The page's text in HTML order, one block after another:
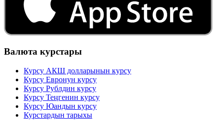
Валюта курстары
Курсу АКШ долларынын курсу
Курсу Евронун курсу
Курсу Рублдин курсу
Курсу Теңгенин курсу
Курсу Юандын курсу
Курстардын тарыхы